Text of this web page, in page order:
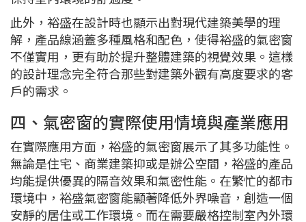
此外，裕盛在設計時也顯示出對現代建築美學的理
解，產品線涵蓋多種風格和配色，使得裕盛的氣密窗
不僅實用，更有助於提升整體建築的視覺效果。這樣
的設計理念完全符合那些對建築外觀有高度要求的客
戶的需求。
四、氣密窗的實際使用情境與產業應用
在實際應用方面，裕盛的氣密窗展示了其多功能性。
無論是住宅、商業建築抑或是辦公空間，裕盛的產品
均能提供優異的隔音效果和氣密性能。在繁忙的都市
環境中，裕盛氣密窗能顯著降低外界噪音，創造一個
安靜的居住或工作環境。而在需要嚴格控制室內外環